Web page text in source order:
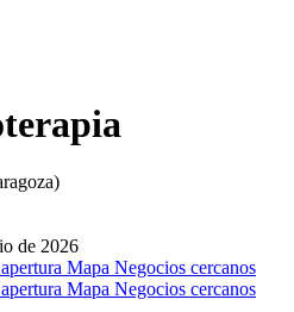
de 2026
Mapa Negocios cercanos
Mapa Negocios cercanos